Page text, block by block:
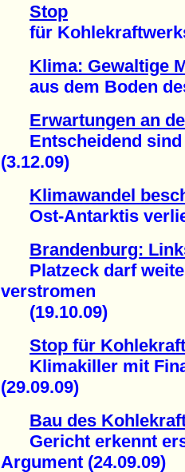
Stop
für
Klima: Gewaltige
aus dem Boden
Erwartungen an
Entscheidend sind
(3.12.09)
Klimawandel
Ost-Antarktis
Brandenburg:
Platzeck darf
verstromen
(19.10.09)
Stop für
Klimakiller mit
(29.09.09)
Bau des
Gericht erkennt
Argument (24.09.09)